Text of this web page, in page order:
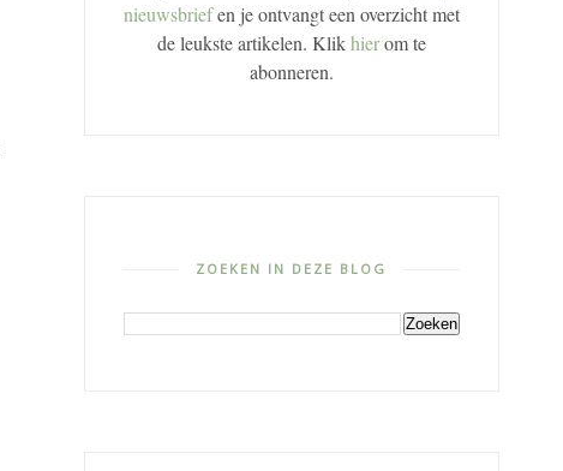
nieuwsbriefen je ontvangt een overzicht met
de leukste artikelen. Klikhierom te
abonneren.
ZOEKEN IN DEZE BLOG